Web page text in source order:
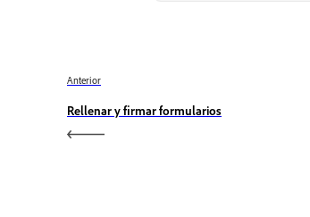
Anterior
Rellenar y firmar formularios